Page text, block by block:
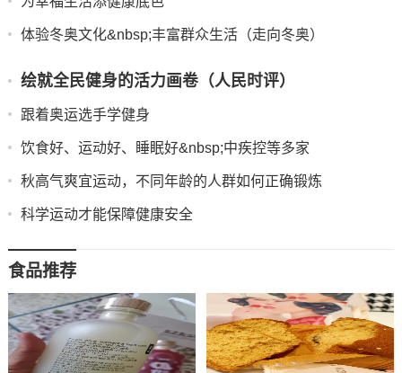
体验冬奥文化&nbsp;丰富群众生活（走向冬奥）
绘就全民健身的活力画卷（人民时评）
跟着奥运选手学健身
饮食好、运动好、睡眠好&nbsp;中疾控等多家
秋高气爽宜运动，不同年龄的人群如何正确锻炼
科学运动才能保障健康安全
食品推荐